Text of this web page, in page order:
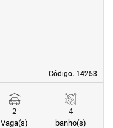
Código. 14253
Código. 14253
2
Vaga(s)
4
banho(s)